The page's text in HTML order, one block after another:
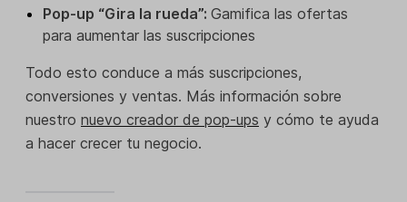
Pop-up “Gira la rueda”:Gamifica las ofertas
para aumentar las suscripciones
Todo esto conduce a más suscripciones,
conversiones y ventas. Más información sobre
nuestro nuevo creador de pop-ups y cómo te ayuda
a hacer crecer tu negocio.